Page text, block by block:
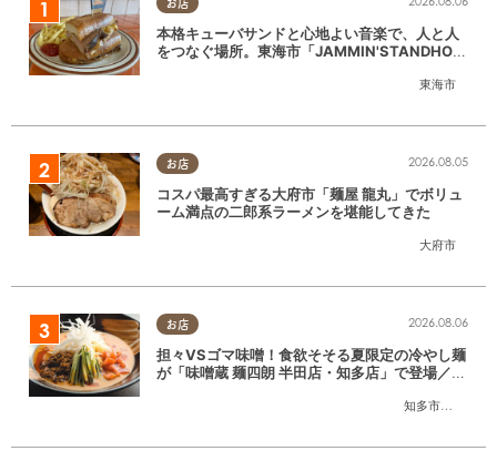
東海市
本格キューバサンドと心地よい音楽で、人と人
をつなぐ場所。東海市「JAMMIN'STANDHOU
お店
大府市
2026.08.05
コスパ最高すぎる大府市「麺屋 龍丸」でボリュ
ーム満点の二郎系ラーメンを堪能してきた
お店
知多市
,半田市
2026.08.06
担々VSゴマ味噌！食欲そそる夏限定の冷やし麺
が「味噌蔵 麺四朗 半田店・知多店」で登場／ち